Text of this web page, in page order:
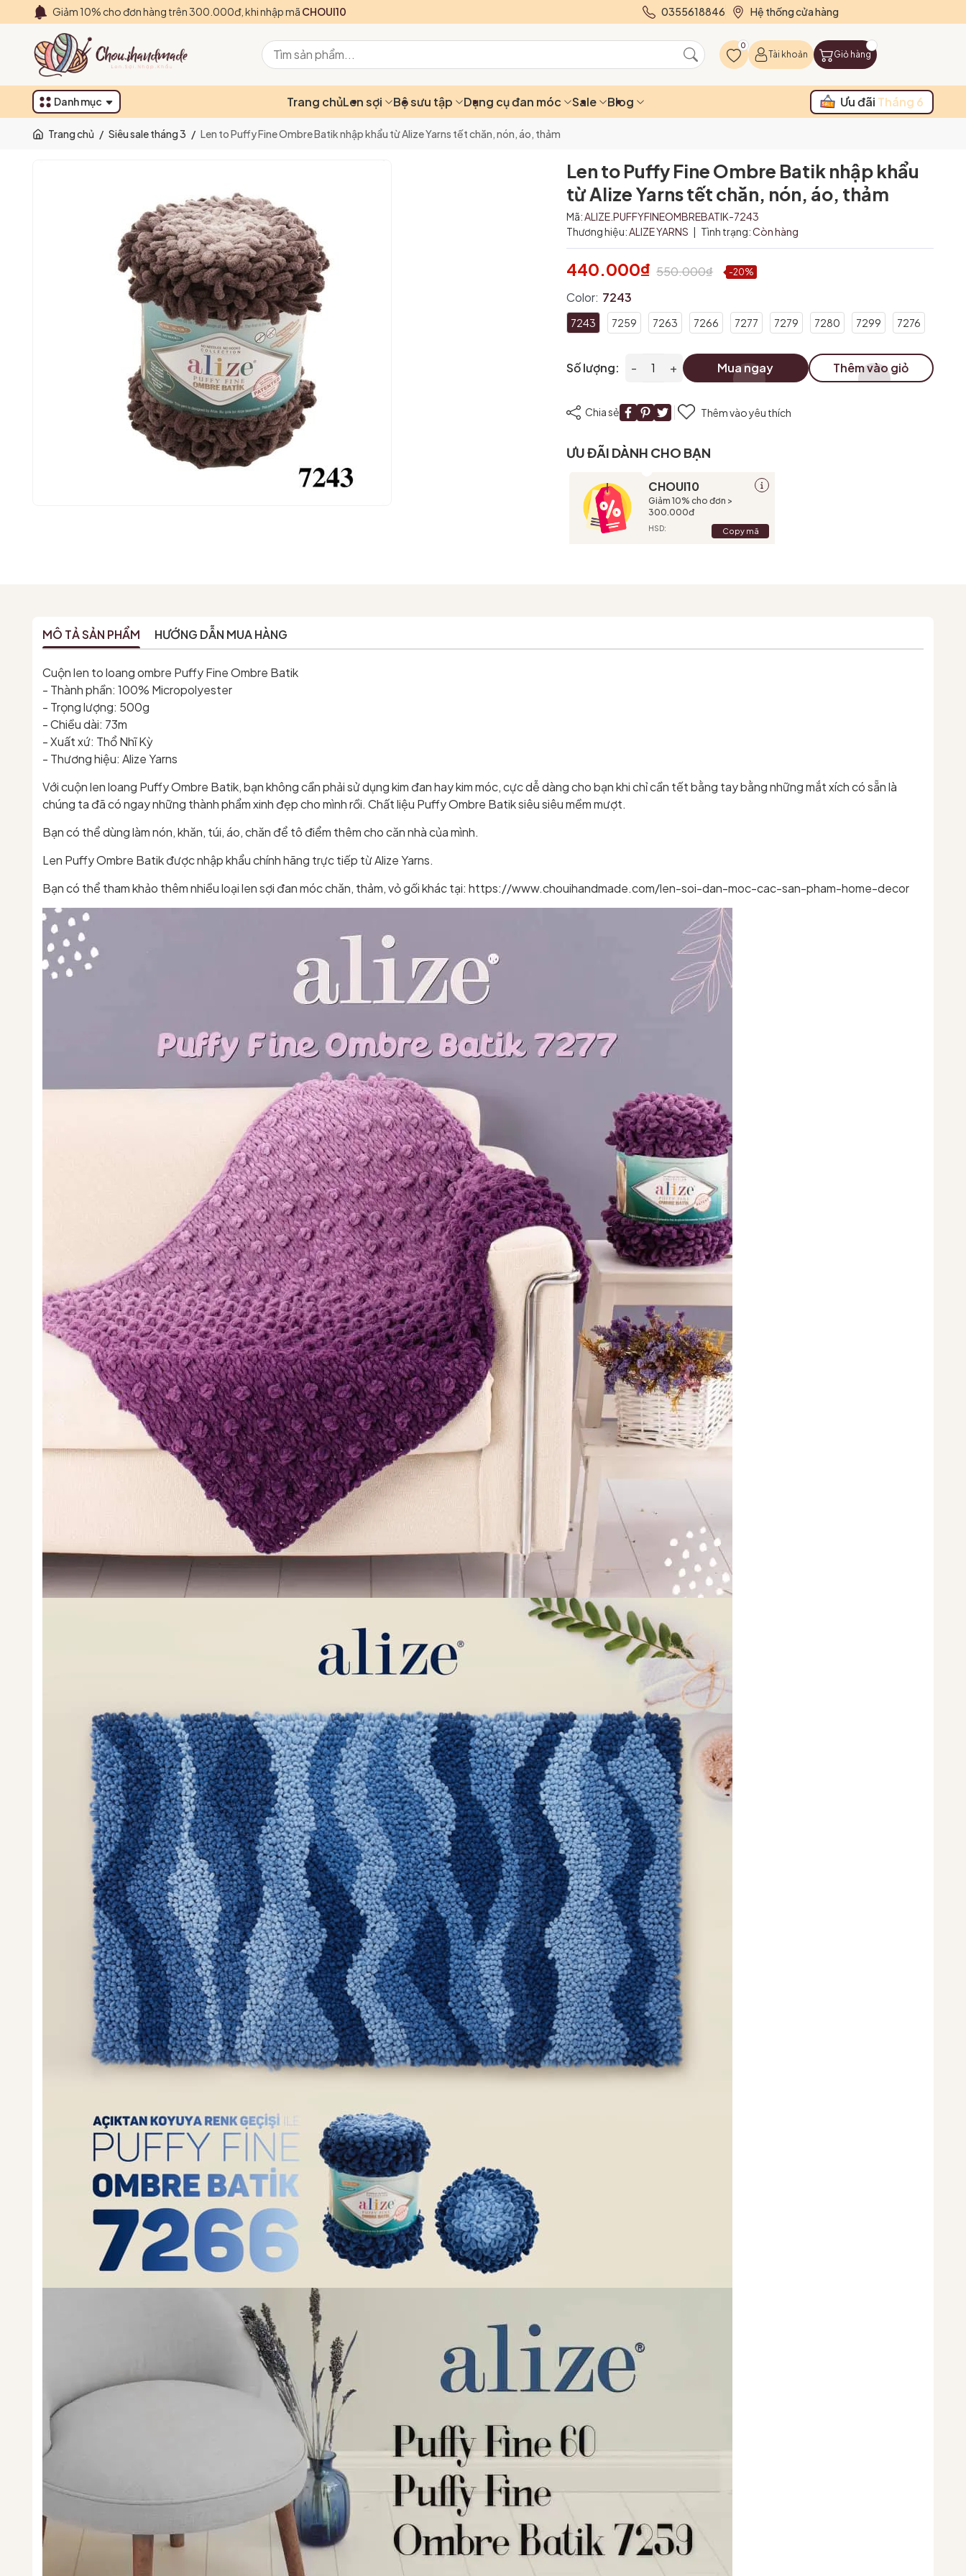
Giảm 10% cho đơn hàng trên 300.000đ, khi nhập mã CHOUI10 0355618846 Hệ thống cửa hàng
0
Tài khoản Giỏ hàng
Danh mục Trang chủLen sợi Bộ sưu tập Dụng cụ đan móc Sale Blog Ưu đãi Tháng 6
Trang chủ / Siêu sale tháng 3 / Len to Puffy Fine Ombre Batik nhập khẩu từ Alize Yarns tết chăn, nón, áo, thảm
Len to Puffy Fine Ombre Batik nhập khẩu
từ Alize Yarns tết chăn, nón, áo, thảm
Mã:ALIZE.PUFFYFINEOMBREBATIK-7243
Thương hiệu:ALIZE YARNS | Tình trạng:Còn hàng
440.000₫ 550.000₫ -20%
Color: 7243
7243 7259 7263 7266 7277 7279 7280 7299 7276
Số lượng: - + Mua ngay Thêm vào giỏ
Chia sẻ Thêm vào yêu thích
ƯU ĐÃI DÀNH CHO BẠN
CHOUI10
Giảm 10% cho đơn >
300.000đ
HSD: Copy mã
MÔ TẢ SẢN PHẨM HƯỚNG DẪN MUA HÀNG
Cuộn len to loang ombre Puffy Fine Ombre Batik
- Thành phần: 100% Micropolyester
- Trọng lượng: 500g
- Chiều dài: 73m
- Xuất xứ: Thổ Nhĩ Kỳ
- Thương hiệu: Alize Yarns
Với cuộn len loang Puffy Ombre Batik, bạn không cần phải sử dụng kim đan hay kim móc, cực dễ dàng cho bạn khi chỉ cần tết bằng tay bằng những mắt xích có sẵn là
chúng ta đã có ngay những thành phẩm xinh đẹp cho mình rồi. Chất liệu Puffy Ombre Batik siêu siêu mềm mượt.
Bạn có thể dùng làm nón, khăn, túi, áo, chăn để tô điểm thêm cho căn nhà của mình.
Len Puffy Ombre Batik được nhập khẩu chính hãng trực tiếp từ Alize Yarns.
Bạn có thể tham khảo thêm nhiều loại len sợi đan móc chăn, thảm, vỏ gối khác tại: https://www.chouihandmade.com/len-soi-dan-moc-cac-san-pham-home-decor